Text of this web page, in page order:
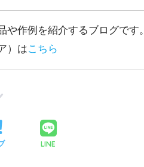
作例を紹介するブログです。
）はこちら
LINE